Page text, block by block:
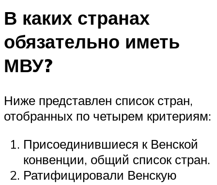
В каких странах
обязательно иметь
МВУ?
Ниже представлен список стран,
отобранных по четырем критериям:
Присоединившиеся к Венской
конвенции, общий список стран.
Ратифицировали Венскую